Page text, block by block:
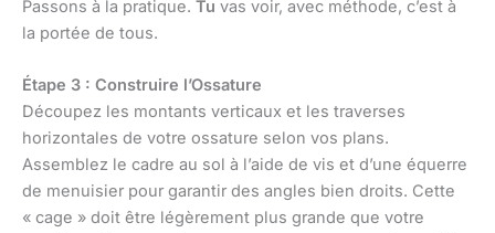
Passons à la pratique. Tu vas voir, avec méthode, c’est à
la portée de tous.
Étape 3 : Construire l’Ossature
Découpez les montants verticaux et les traverses
horizontales de votre ossature selon vos plans.
Assemblez le cadre au sol à l’aide de vis et d’une équerre
de menuisier pour garantir des angles bien droits. Cette
« cage » doit être légèrement plus grande que votre